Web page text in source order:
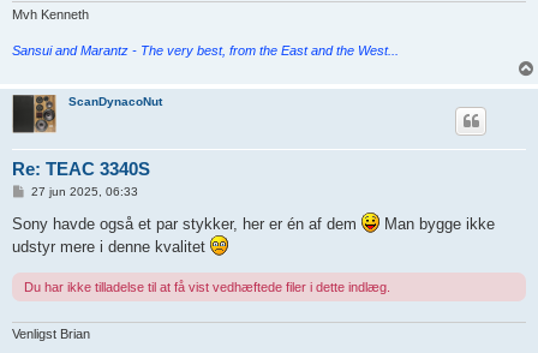
Mvh Kenneth
Sansui and Marantz - The very best, from the East and the West...
ScanDynacoNut
Re: TEAC 3340S
d
l
æ
27 jun 2025, 06:33
Sony havde også et par stykker, her er én af dem
Man bygge ikke
udstyr mere i denne kvalitet
Du har ikke tilladelse til at få vist vedhæftede filer i dette indlæg.
Venligst Brian